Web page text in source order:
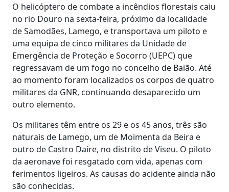
O helicóptero de combate a incêndios florestais caiu
no rio Douro na sexta-feira, próximo da localidade
de Samodães, Lamego, e transportava um piloto e
uma equipa de cinco militares da Unidade de
Emergência de Proteção e Socorro (UEPC) que
regressavam de um fogo no concelho de Baião. Até
ao momento foram localizados os corpos de quatro
militares da GNR, continuando desaparecido um
outro elemento.
Os militares têm entre os 29 e os 45 anos, três são
naturais de Lamego, um de Moimenta da Beira e
outro de Castro Daire, no distrito de Viseu. O piloto
da aeronave foi resgatado com vida, apenas com
ferimentos ligeiros. As causas do acidente ainda não
são conhecidas.